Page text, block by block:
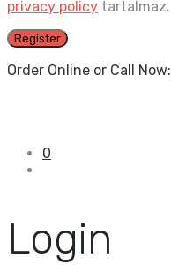
privacy policy tartalmaz.
Register
Order Online or Call Now:
0
Login